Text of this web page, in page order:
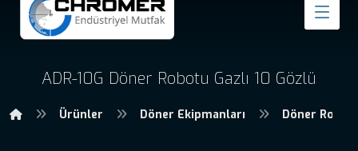
ADR-10G Döner Robotu Gazlı 10 Gözlü
Ürünler Döner Ekipmanları Döner